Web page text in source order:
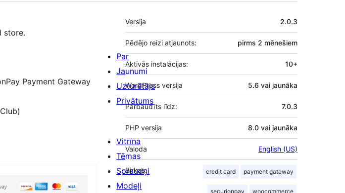
store.
Payment Gateway
Meta
Versija 2.0.3
Pēdējo reizi atjaunots: pirms 2 mēnešiem
Aktīvās instalācijas: 10+
WordPress versija 5.6 vai jaunāka
Pārbaudīts līdz: 7.0.3
PHP versija 8.0 vai jaunāka
Valoda English (US)
Birkas: credit card payment gateway
securionpay woocommerce
Par
Jaunumi
Uzturētājs
Privātums
Vitrīna
Tēmas
Spraudņi
Modeļi